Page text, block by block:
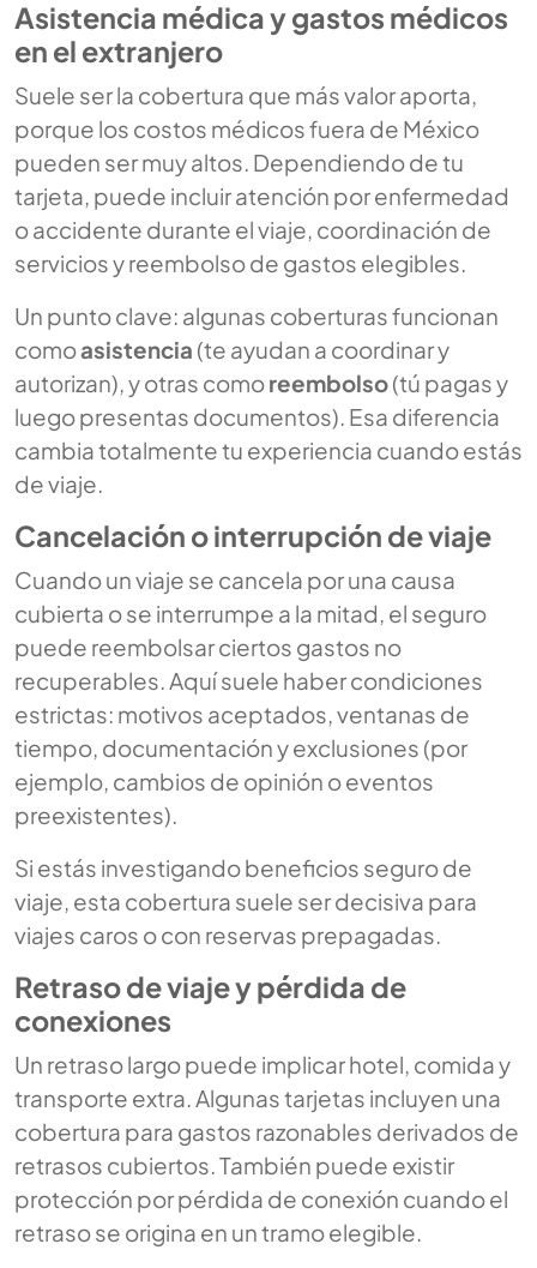
Asistencia médica y gastos médicos
en el extranjero
Suele ser la cobertura que más valor aporta,
porque los costos médicos fuera de México
pueden ser muy altos. Dependiendo de tu
tarjeta, puede incluir atención por enfermedad
o accidente durante el viaje, coordinación de
servicios y reembolso de gastos elegibles.
Un punto clave: algunas coberturas funcionan
comoasistencia (te ayudan a coordinar y
autorizan), y otras comoreembolso(tú pagas y
luego presentas documentos). Esa diferencia
cambia totalmente tu experiencia cuando estás
de viaje.
Cancelación o interrupción de viaje
Cuando un viaje se cancela por una causa
cubierta o se interrumpe a la mitad, el seguro
puede reembolsar ciertos gastos no
recuperables. Aquí suele haber condiciones
estrictas: motivos aceptados, ventanas de
tiempo, documentación y exclusiones (por
ejemplo, cambios de opinión o eventos
preexistentes).
Si estás investigandobeneficios seguro de
viaje , esta cobertura suele ser decisiva para
viajes caros o con reservas prepagadas.
Retraso de viaje y pérdida de
conexiones
Un retraso largo puede implicar hotel, comida y
transporte extra. Algunas tarjetas incluyen una
cobertura para gastos razonables derivados de
retrasos cubiertos. También puede existir
protección por pérdida de conexión cuando el
retraso se origina en un tramo elegible.